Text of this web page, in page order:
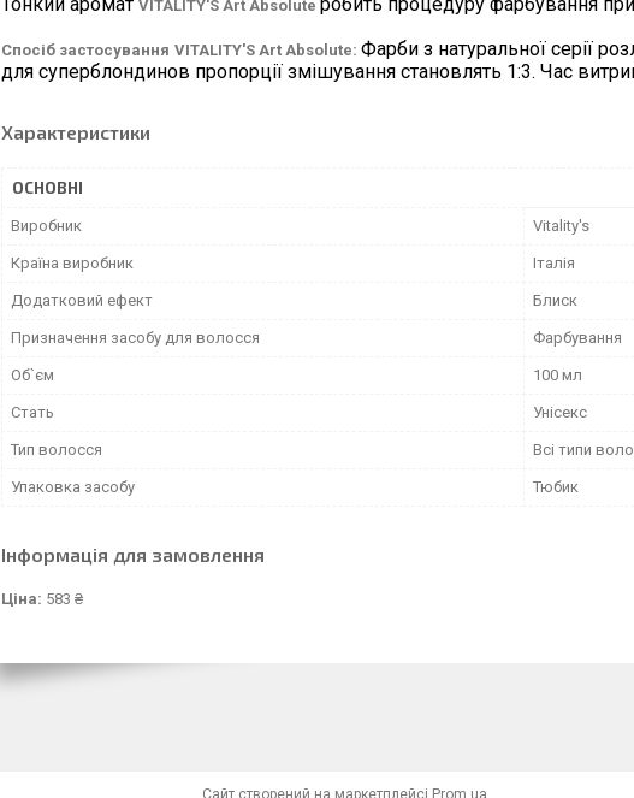
VITALITY'S Art Absolute
Спосіб застосування VITALITY'S Art Absolute: Фарби з натуральної серії
для суперблондинов пропорції змішування становлять 1:3. Час
Характеристики
ОСНОВНІ
Виробник Vitality's
Країна виробник Італія
Додатковий ефект Блиск
Призначення засобу для волосся Фарбування
Об`єм 100 мл
Стать Унісекс
Тип волосся Всі типи
Упаковка засобу Тюбик
Інформація для замовлення
Ціна: 583 ₴
Сайт створений на маркетплейсі Prom.ua